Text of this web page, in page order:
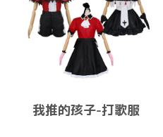
我推的孩子-打歌服